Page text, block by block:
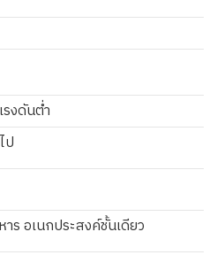
รงดันต่ำ
ป
ร อเนกประสงค์ชั้นเดียว